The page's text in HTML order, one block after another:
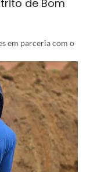
de Bom
em parceria com o